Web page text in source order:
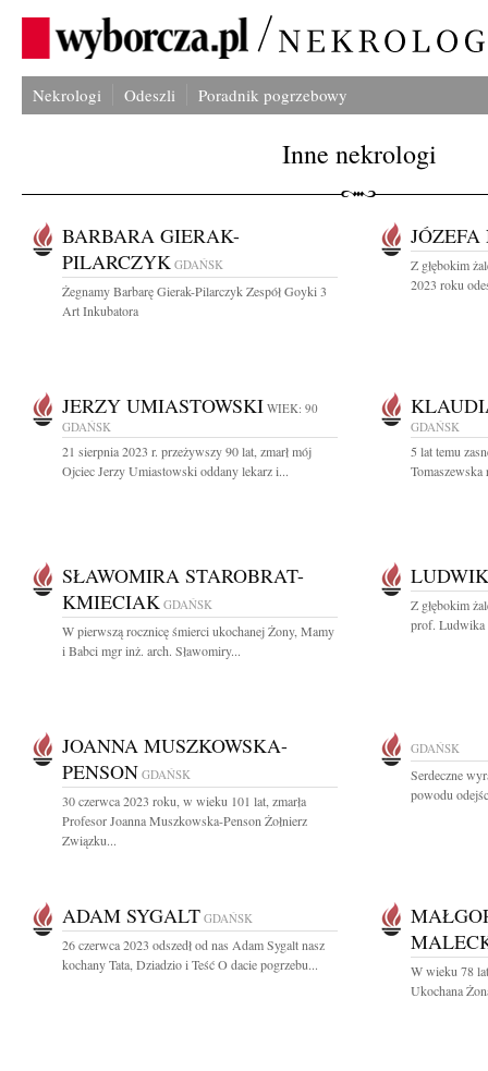
Nekrologi Odeszli Poradnik pogrzebowy
Inne nekrologi
BARBARA GIERAK-
PILARCZYK GDAŃSK
Żegnamy Barbarę Gierak-Pilarczyk Zespół Goyki 3
Art Inkubatora
Z głębokim
2023 roku
JERZY UMIASTOWSKI WIEK: 90
GDAŃSK
21 sierpnia 2023 r. przeżywszy 90 lat, zmarł mój
Ojciec Jerzy Umiastowski oddany lekarz i...
GDAŃSK
5 lat temu
SŁAWOMIRA STAROBRAT-
KMIECIAK GDAŃSK
W pierwszą rocznicę śmierci ukochanej Żony, Mamy
i Babci mgr inż. arch. Sławomiry...
Z głębokim
prof. Ludwika
JOANNA MUSZKOWSKA-
PENSON GDAŃSK
30 czerwca 2023 roku, w wieku 101 lat, zmarła
Profesor Joanna Muszkowska-Penson Żołnierz
Związku...
GDAŃSK
Serdeczne
powodu
ADAM SYGALT GDAŃSK
26 czerwca 2023 odszedł od nas Adam Sygalt nasz
kochany Tata, Dziadzio i Teść O dacie pogrzebu...
W wieku 78
Ukochana